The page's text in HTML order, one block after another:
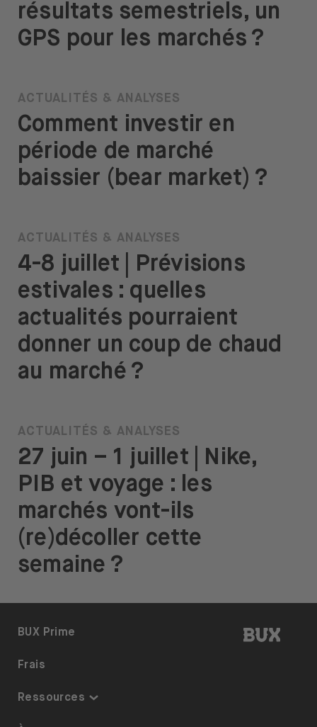
résultats semestriels, un
GPS pour les marchés ?
ACTUALITÉS & ANALYSES
Comment investir en
période de marché
baissier (bear market) ?
ACTUALITÉS & ANALYSES
4-8 juillet | Prévisions
estivales : quelles
actualités pourraient
donner un coup de chaud
au marché ?
ACTUALITÉS & ANALYSES
27 juin – 1 juillet | Nike,
PIB et voyage : les
marchés vont-ils
(re)décoller cette
semaine ?
BUX |
BUX Prime
Frais
Ressources